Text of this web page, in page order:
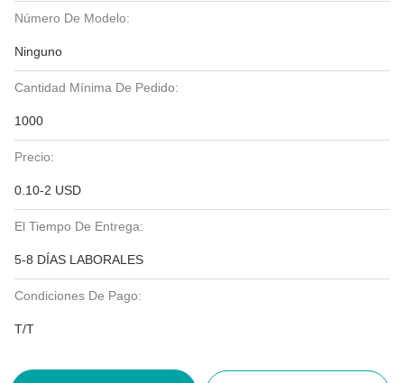
Número De Modelo:
Ninguno
Cantidad Mínima De Pedido:
1000
Precio:
0.10-2 USD
El Tiempo De Entrega:
5-8 DÍAS LABORALES
Condiciones De Pago:
T/T